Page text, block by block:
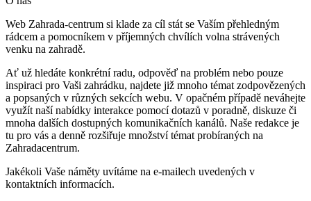
Web Zahrada-centrum si klade za cíl stát se Vaším přehledným
rádcem a pomocníkem v příjemných chvílích volna strávených
venku na zahradě.
Ať už hledáte konkrétní radu, odpověď na problém nebo pouze
inspiraci pro Vaši zahrádku, najdete již mnoho témat zodpovězených
a popsaných v různých sekcích webu. V opačném případě neváhejte
využít naší nabídky interakce pomocí dotazů v poradně, diskuze či
mnoha dalších dostupných komunikačních kanálů. Naše redakce je
tu pro vás a denně rozšiřuje množství témat probíraných na
Zahradacentrum.
Jakékoli Vaše náměty uvítáme na e-mailech uvedených v
kontaktních informacích.